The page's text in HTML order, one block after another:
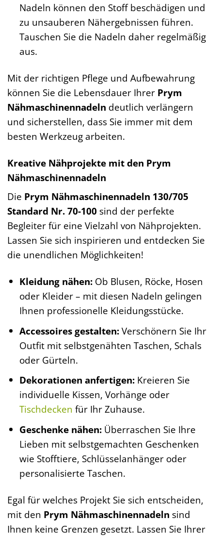
Nadeln können den Stoff beschädigen und
zu unsauberen Nähergebnissen führen.
Tauschen Sie die Nadeln daher regelmäßig
aus.
Mit der richtigen Pflege und Aufbewahrung
können Sie die Lebensdauer Ihrer Prym
Nähmaschinennadeln deutlich verlängern
und sicherstellen, dass Sie immer mit dem
besten Werkzeug arbeiten.
Kreative Nähprojekte mit den Prym
Nähmaschinennadeln
Die Prym Nähmaschinennadeln 130/705
Standard Nr. 70-100 sind der perfekte
Begleiter für eine Vielzahl von Nähprojekten.
Lassen Sie sich inspirieren und entdecken Sie
die unendlichen Möglichkeiten!
Kleidung nähen:Ob Blusen, Röcke, Hosen
oder Kleider – mit diesen Nadeln gelingen
Ihnen professionelle Kleidungsstücke.
Accessoires gestalten:Verschönern Sie Ihr
Outfit mit selbstgenähten Taschen, Schals
oder Gürteln.
Dekorationen anfertigen:Kreieren Sie
individuelle Kissen, Vorhänge oder
Tischdecken für Ihr Zuhause.
Geschenke nähen:Überraschen Sie Ihre
Lieben mit selbstgemachten Geschenken
wie Stofftiere, Schlüsselanhänger oder
personalisierte Taschen.
Egal für welches Projekt Sie sich entscheiden,
mit den Prym Nähmaschinennadeln sind
Ihnen keine Grenzen gesetzt. Lassen Sie Ihrer